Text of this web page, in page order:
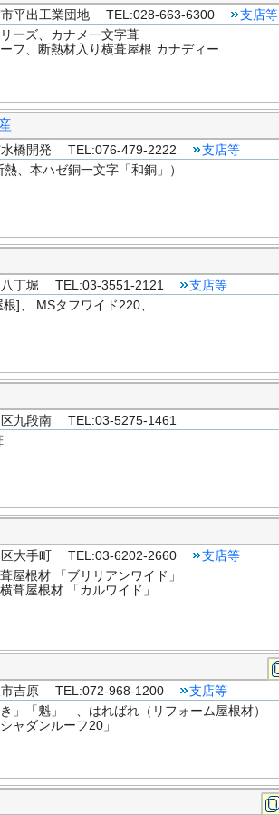
平出工業団地 TEL:028-663-6300
支店等
ーズ、カナメ一文字葺
フ、断熱材入り横葺屋根 カナディー
水橋開発 TEL:076-479-2222
支店等
、本ハゼ銅一文字「和銅」）
八丁堀 TEL:03-3551-2121
支店等
]、 MSタフワイド220、
九段南 TEL:03-5275-1461
区大手町 TEL:03-6202-2660
支店等
屋根材 「ブリリアンワイド」
葺屋根材 「カルワイド」
市吉原 TEL:072-968-1200
支店等
」「魁」 、はればれ（リフォーム屋根材）
ャダンルーフ20」